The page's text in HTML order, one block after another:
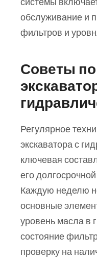
обслуживание и
фильтров и
Советы
Регулярное
экскаватора с
ключевая
его
Каждую неделю
основные
уровень масла в
состояние
проверку на